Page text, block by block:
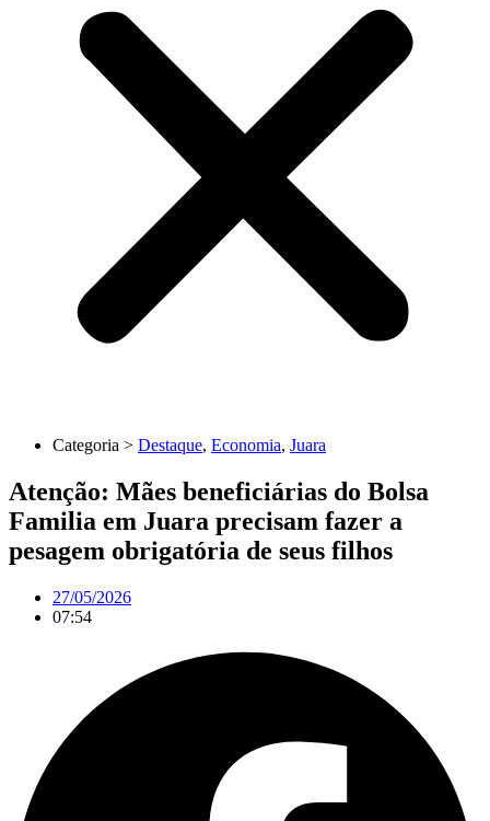
Categoria > Destaque, Economia, Juara
Atenção: Mães beneficiárias do Bolsa
Familia em Juara precisam fazer a
pesagem obrigatória de seus filhos
27/05/2026
07:54